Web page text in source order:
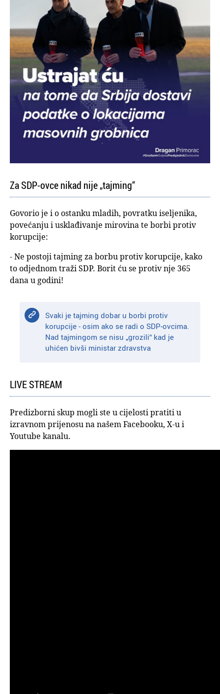
Za SDP-ovce nikad nije „tajming“
Govorio je i o ostanku mladih, povratku iseljenika,
povećanju i usklađivanje mirovina te borbi protiv
korupcije:
- Ne postoji tajming za borbu protiv korupcije, kako
to odjednom traži SDP. Borit ću se protiv nje 365
dana u godini!
Svaki je tajming dobar u borbi protiv
korupcije - osim ako se radi o SDP-ovcima.
Nad tajmingom se nisu „grozili“ kad je
uhićen bivši ministar zdravstva
LIVE STREAM
Predizborni skup mogli ste u cijelosti pratiti u
izravnom prijenosu na našem Facebooku, X-u i
Youtube kanalu.